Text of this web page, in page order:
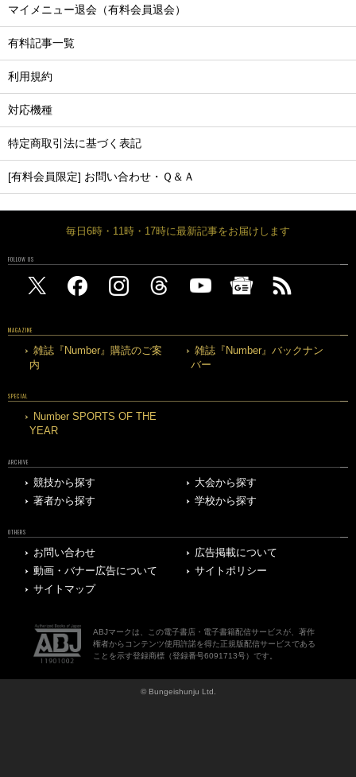
マイメニュー退会（有料会員退会）
有料記事一覧
利用規約
対応機種
特定商取引法に基づく表記
[有料会員限定] お問い合わせ・Ｑ＆Ａ
毎日6時・11時・17時に最新記事をお届けします
FOLLOW US
MAGAZINE
雑誌『Number』購読のご案
内
雑誌『Number』バックナン
バー
SPECIAL
Number SPORTS OF THE
YEAR
ARCHIVE
競技から探す
大会から探す
著者から探す
学校から探す
OTHERS
お問い合わせ
広告掲載について
動画・バナー広告について
サイトポリシー
サイトマップ
ABJマークは、この電子書店・電子書籍配信サービスが、著作
権者からコンテンツ使用許諾を得た正規版配信サービスである
ことを示す登録商標（登録番号6091713号）です。
© Bungeishunju Ltd.